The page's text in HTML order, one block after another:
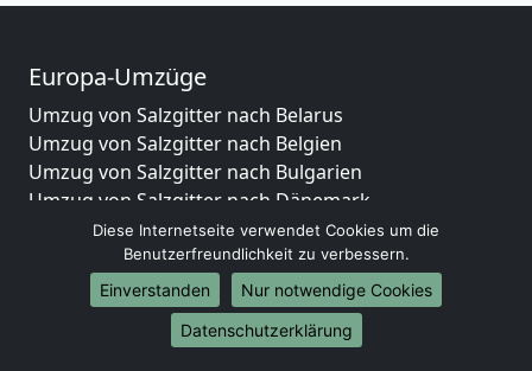
Europa-Umzüge
Umzug von Salzgitter nach Belarus
Umzug von Salzgitter nach Belgien
Umzug von Salzgitter nach Bulgarien
Umzug von Salzgitter nach Dänemark
Umzug von Salzgitter nach England
Umzug von Salzgitter nach Portugal
Umzug von Salzgitter nach Bosnien
und Herzegowina
Umzug von Salzgitter nach Irland
Diese Internetseite verwendet Cookies um die
Benutzerfreundlichkeit zu verbessern.
Einverstanden
Nur notwendige Cookies
Datenschutzerklärung